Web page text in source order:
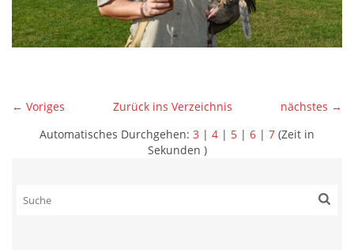
← Voriges nächstes →
Zurück ins Verzeichnis
Automatisches Durchgehen: 3 | 4 | 5 | 6 | 7 (Zeit in
Sekunden )